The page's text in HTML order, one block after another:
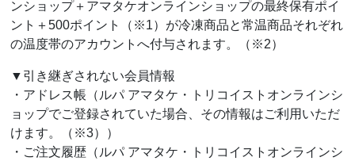
ンショップ＋アマタケオンラインショップの最終保有ポイ
ント＋500ポイント（※1）が冷凍商品と常温商品それぞれ
の温度帯のアカウントへ付与されます。（※2）
▼引き継ぎされない会員情報
・アドレス帳（ルパ アマタケ・トリコイストオンラインシ
ョップでご登録されていた場合、その情報はご利用いただ
けます。（※3））
・ご注文履歴（ルパ アマタケ・トリコイストオンラインシ